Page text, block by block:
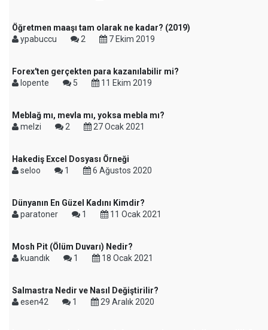
Öğretmen maaşı tam olarak ne kadar? (2019)
ypabuccu
2 7 Ekim 2019
Forex'ten gerçekten para kazanılabilir mi?
lopente
5 11 Ekim 2019
Meblağ mı, mevla mı, yoksa mebla mı?
melzi
2 27 Ocak 2021
Hakediş Excel Dosyası Örneği
seloo
1 6 Ağustos 2020
Dünyanın En Güzel Kadını Kimdir?
paratoner
1 11 Ocak 2021
Mosh Pit (Ölüm Duvarı) Nedir?
kuandık
1 18 Ocak 2021
Salmastra Nedir ve Nasıl Değiştirilir?
esen42
1 29 Aralık 2020